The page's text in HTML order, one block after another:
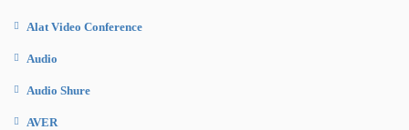
Alat Video Conference
Audio
Audio Shure
AVER